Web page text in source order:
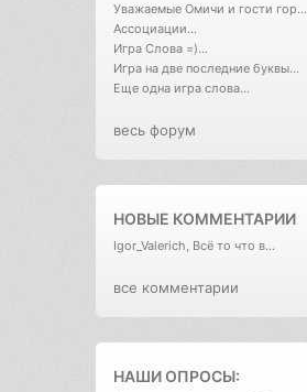
Уважаемые Омичи и гости гор...
Ассоциации...
Игра Слова =)...
Игра на две последние буквы...
Еще одна игра слова...
весь форум
НОВЫЕ КОММЕНТАРИИ
Igor_Valerich, Всё то что в...
все комментарии
НАШИ ОПРОСЫ: